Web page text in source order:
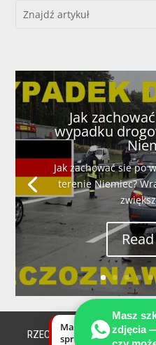
Jak
wypadku
Jak zachować sie po
terenie Niemiec?
RZECZOZNAWCY
Masz
zdjęcia
Masz szkodę auta?
sprawdzimy